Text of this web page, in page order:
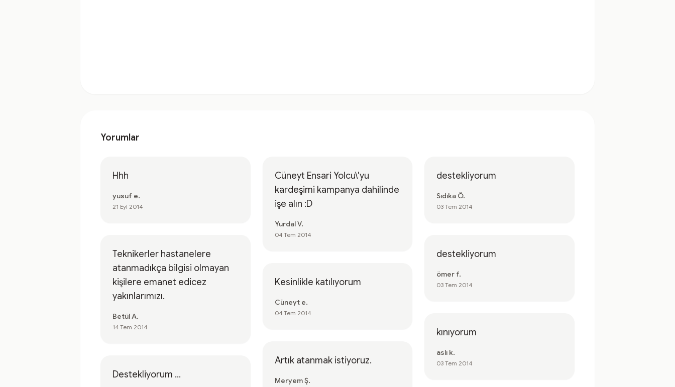
Yorumlar
Hhh
yusuf e.
21 Eyl 2014
Teknikerler hastanelere
atanmadıkça bilgisi olmayan
kişilere emanet edicez
yakınlarımızı.
Betül A.
14 Tem 2014
Destekliyorum ...
Cüneyt Ensari Yolcu\'yu
kardeşimi kampanya dahilinde
işe alın :D
Yurdal V.
04 Tem 2014
Kesinlikle katılıyorum
Cüneyt e.
04 Tem 2014
Artık atanmak istiyoruz.
Meryem Ş.
destekliyorum
Sıdıka Ö.
03 Tem 2014
destekliyorum
ömer f.
03 Tem 2014
kınıyorum
aslı k.
03 Tem 2014